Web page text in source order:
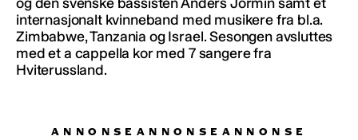
internasjonalt kvinneband med musikere fra bl.a.
Zimbabwe, Tanzania og Israel. Sesongen avsluttes
med et a cappella kor med 7 sangere fra
Hviterussland.